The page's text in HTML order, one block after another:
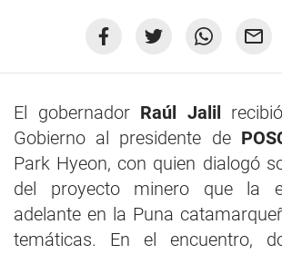
El gobernadorRaúl Jalil
Gobierno al presidente de
Park Hyeon, con quien dialogó
del proyecto minero que la
adelante en la Puna
temáticas. En el encuentro,